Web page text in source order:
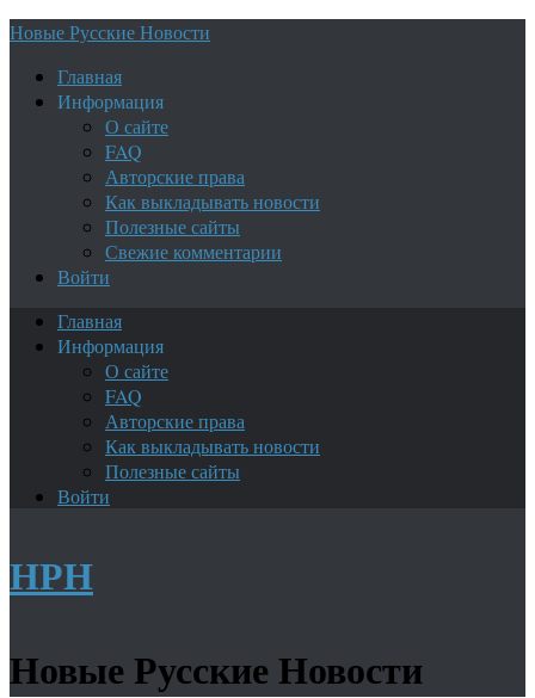
Новые Русские Новости
Главная
Информация
О сайте
FAQ
Авторские права
Как выкладывать новости
Полезные сайты
Свежие комментарии
Войти
Главная
Информация
О сайте
FAQ
Авторские права
Как выкладывать новости
Полезные сайты
Войти
НРН
Новые Русские Новости